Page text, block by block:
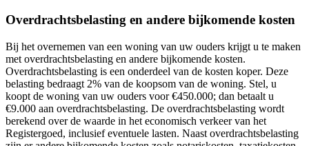
Overdrachtsbelasting en andere bijkomende kosten
Bij het overnemen van een woning van uw ouders krijgt u te maken
met overdrachtsbelasting en andere bijkomende kosten.
Overdrachtsbelasting is een onderdeel van de kosten koper. Deze
belasting bedraagt 2% van de koopsom van de woning. Stel, u
koopt de woning van uw ouders voor €450.000; dan betaalt u
€9.000 aan overdrachtsbelasting. De overdrachtsbelasting wordt
berekend over de waarde in het economisch verkeer van het
Registergoed, inclusief eventuele lasten. Naast overdrachtsbelasting